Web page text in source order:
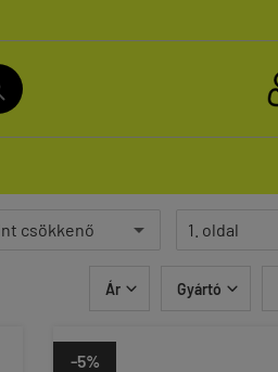
Ár  Gyártó 
-5%